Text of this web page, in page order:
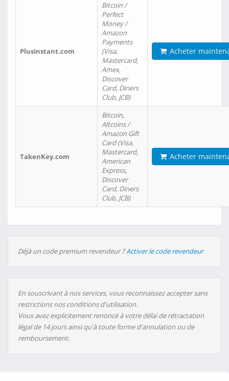
PlusInstant.com
Bitcoin /
Perfect
Money /
Amazon
Payments
(Visa,
Mastercard,
Amex,
Discover
Card, Diners
Club, JCB)
Acheter
TakenKey.com
Bitcoin,
Altcoins /
Amazon Gift
Card (Visa,
Mastercard,
American
Express,
Discover
Card, Diners
Club, JCB)
Acheter
Déjà un code premium revendeur ?Activer le code revendeur
En souscrivant à nos services, vous reconnaissez accepter sans
restrictions nos conditions d'utilisation.
Vous avez explicitement renoncé à votre délai de rétractation
légal de 14 jours ainsi qu'à toute forme d'annulation ou de
remboursement.